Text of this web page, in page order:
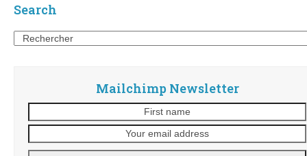
Search
Search
Mailchimp Newsletter
name